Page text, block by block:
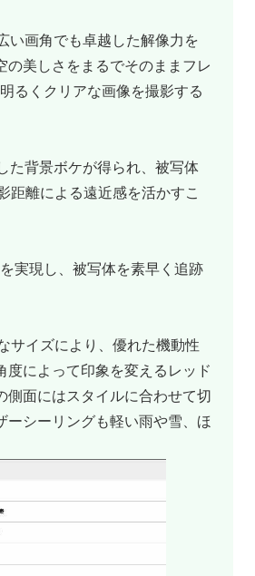
い画角でも卓越した解像力を
美しさをまるでそのままフレ
るくクリアな画像を撮影する
た背景ボケが得られ、被写体
距離による遠近感を活かすこ
実現し、被写体を素早く追跡
サイズにより、優れた機動性
によって印象を変えるレッド
側面にはスタイルに合わせて切
シーリングも軽い雨や雪、ほ